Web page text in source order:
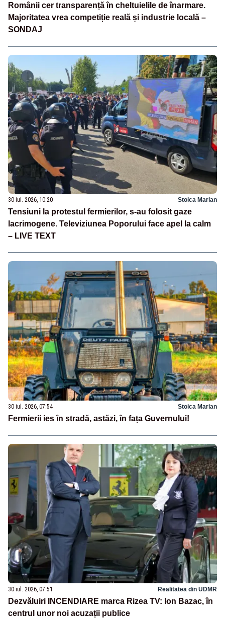
Românii cer transparență în cheltuielile de înarmare.
Majoritatea vrea competiție reală și industrie locală –
SONDAJ
30 iul. 2026, 10:20 Stoica Marian
Tensiuni la protestul fermierilor, s-au folosit gaze
lacrimogene. Televiziunea Poporului face apel la calm
– LIVE TEXT
30 iul. 2026, 07:54 Stoica Marian
Fermierii ies în stradă, astăzi, în fața Guvernului!
30 iul. 2026, 07:51 Realitatea din UDMR
Dezvăluiri INCENDIARE marca Rizea TV: Ion Bazac, în
centrul unor noi acuzații publice